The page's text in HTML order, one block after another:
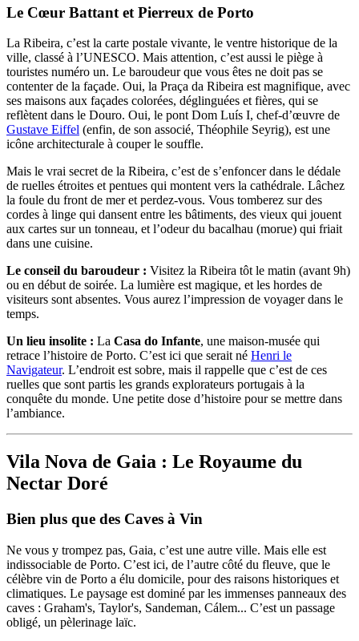
Le Cœur Battant et Pierreux de Porto
La Ribeira, c’est la carte postale vivante, le ventre historique de la
ville, classé à l’UNESCO. Mais attention, c’est aussi le piège à
touristes numéro un. Le baroudeur que vous êtes ne doit pas se
contenter de la façade. Oui, la Praça da Ribeira est magnifique, avec
ses maisons aux façades colorées, déglinguées et fières, qui se
reflètent dans le Douro. Oui, le pont Dom Luís I, chef-d’œuvre de
Gustave Eiffel (enfin, de son associé, Théophile Seyrig), est une
icône architecturale à couper le souffle.
Mais le vrai secret de la Ribeira, c’est de s’enfoncer dans le dédale
de ruelles étroites et pentues qui montent vers la cathédrale. Lâchez
la foule du front de mer et perdez-vous. Vous tomberez sur des
cordes à linge qui dansent entre les bâtiments, des vieux qui jouent
aux cartes sur un tonneau, et l’odeur du bacalhau (morue) qui friait
dans une cuisine.
Le conseil du baroudeur : Visitez la Ribeira tôt le matin (avant 9h)
ou en début de soirée. La lumière est magique, et les hordes de
visiteurs sont absentes. Vous aurez l’impression de voyager dans le
temps.
Un lieu insolite : La Casa do Infante, une maison-musée qui
retrace l’histoire de Porto. C’est ici que serait né Henri le
Navigateur. L’endroit est sobre, mais il rappelle que c’est de ces
ruelles que sont partis les grands explorateurs portugais à la
conquête du monde. Une petite dose d’histoire pour se mettre dans
l’ambiance.
Vila Nova de Gaia : Le Royaume du
Nectar Doré
Bien plus que des Caves à Vin
Ne vous y trompez pas, Gaia, c’est une autre ville. Mais elle est
indissociable de Porto. C’est ici, de l’autre côté du fleuve, que le
célèbre vin de Porto a élu domicile, pour des raisons historiques et
climatiques. Le paysage est dominé par les immenses panneaux des
caves : Graham's, Taylor's, Sandeman, Cálem... C’est un passage
obligé, un pèlerinage laïc.